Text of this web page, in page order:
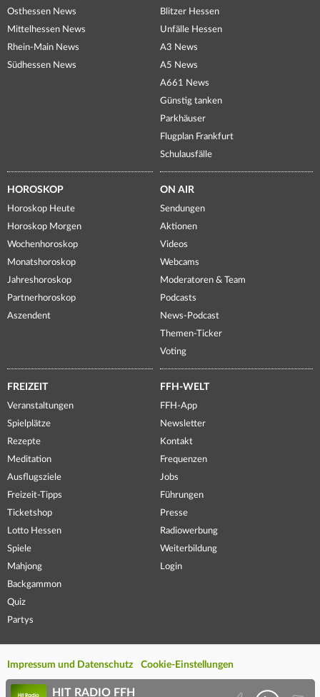
Osthessen News
Mittelhessen News
Rhein-Main News
Südhessen News
Blitzer Hessen
Unfälle Hessen
A3 News
A5 News
A661 News
Günstig tanken
Parkhäuser
Flugplan Frankfurt
Schulausfälle
HOROSKOP
Horoskop Heute
Horoskop Morgen
Wochenhoroskop
Monatshoroskop
Jahreshoroskop
Partnerhoroskop
Aszendent
ON AIR
Sendungen
Aktionen
Videos
Webcams
Moderatoren & Team
Podcasts
News-Podcast
Themen-Ticker
Voting
FREIZEIT
Veranstaltungen
Spielplätze
Rezepte
Meditation
Ausflugsziele
Freizeit-Tipps
Ticketshop
Lotto Hessen
Spiele
Mahjong
Backgammon
Quiz
Partys
FFH-WELT
FFH-App
Newsletter
Kontakt
Frequenzen
Jobs
Führungen
Presse
Radiowerbung
Weiterbildung
Login
Impressum und Datenschutz Cookie-Einstellungen
HIT RADIO FFH